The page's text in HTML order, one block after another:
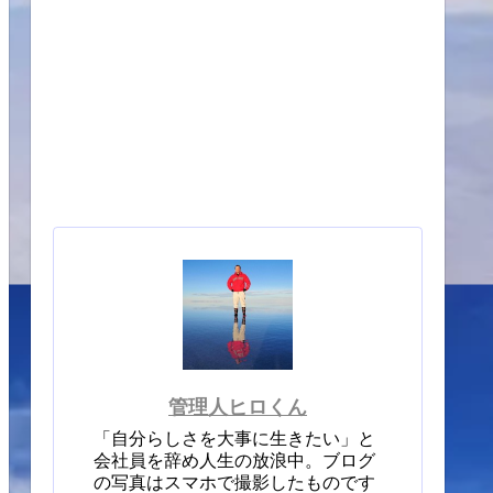
管理人ヒロくん
「自分らしさを大事に生きたい」と
会社員を辞め人生の放浪中。ブログ
の写真はスマホで撮影したものです